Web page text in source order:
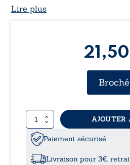
ceux qu’il aime ?
Lire plus
21,50
Broché
quantité
de
La
demoiselle
de
AJOUTER
Paiement sécurisé
Livraison pour 3€,